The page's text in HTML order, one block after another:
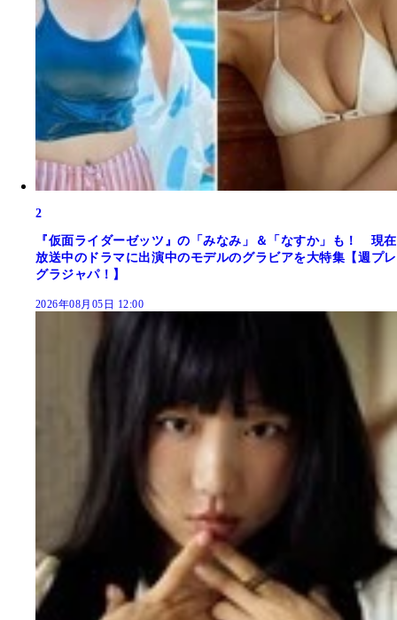
2
『仮面ライダーゼッツ』の「みなみ」＆「なすか」も！ 現在
放送中のドラマに出演中のモデルのグラビアを大特集【週プレ
グラジャパ！】
2026年08月05日 12:00